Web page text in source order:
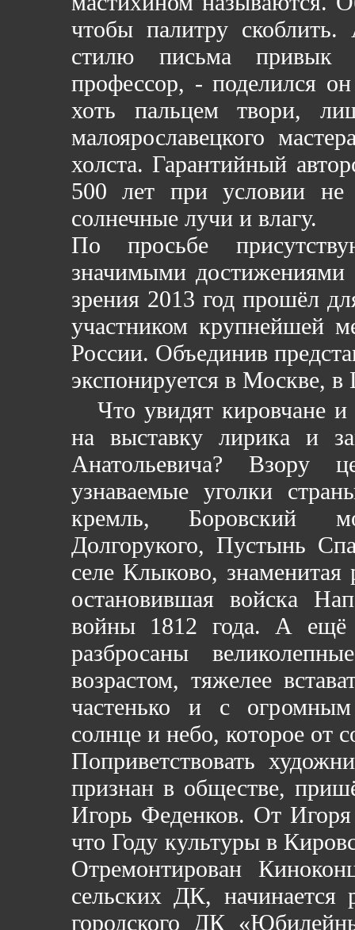
чтобы палитру
стилю письма привык
профессор, - поделился
хоть пальцем твори,
малоярославецкого
холста. Гарантийный
500 лет при условии не
солнечные лучи и влагу.
По просьбе
значимыми
зрения 2013 год прошёл
участником крупнейшей
России. Объединив
экспонируется в Москве,
Что увидят кировчане и
на выставку лирика и
Анатольевича? Взору
узнаваемые уголки
кремль, Боровский
Долгорукого, Пустынь
селе Клыково,
остановившая войска
войны 1812 года. А ещё
разбросаны
возрастом, тяжелее
частенько и с огромным
солнце и небо, которое от
Поприветствовать
признан в обществе,
Игорь Феденков. От Игоря
что Году культуры в
Отремонтирован
сельских ДК,
городского ДК